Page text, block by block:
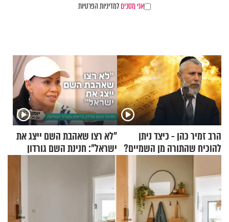
אני מסכיםלמדיניות הפרטיות
הרב זמיר כהן - כיצד ניתן
להוכיח שהתורה מן השמיים?
"לא רצו שאהבת השם ייצג את
ישראל": חנינת השם גורדון